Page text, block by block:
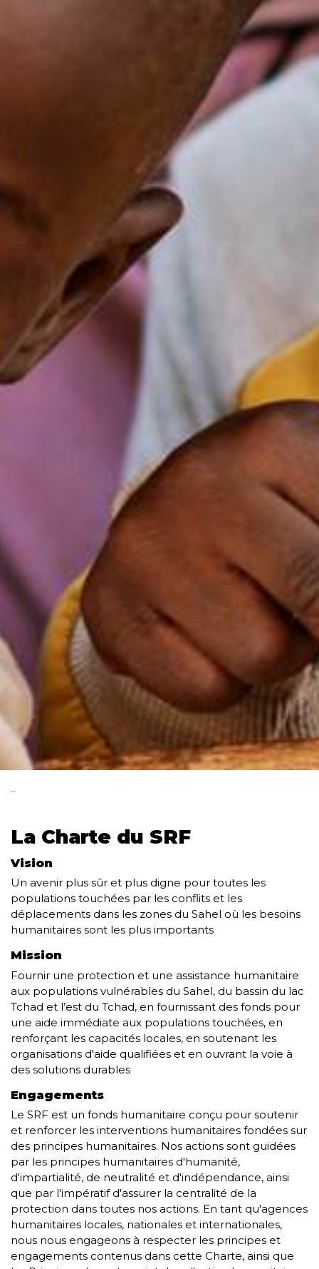
La Charte du SRF
Vision
Un avenir plus sûr et plus digne pour toutes les
populations touchées par les conflits et les
déplacements dans les zones du Sahel où les besoins
humanitaires sont les plus importants
Mission
Fournir une protection et une assistance humanitaire
aux populations vulnérables du Sahel, du bassin du lac
Tchad et l’est du Tchad, en fournissant des fonds pour
une aide immédiate aux populations touchées, en
renforçant les capacités locales, en soutenant les
organisations d'aide qualifiées et en ouvrant la voie à
des solutions durables
Engagements
Le SRF est un fonds humanitaire conçu pour soutenir
et renforcer les interventions humanitaires fondées sur
des principes humanitaires. Nos actions sont guidées
par les principes humanitaires d'humanité,
d'impartialité, de neutralité et d'indépendance, ainsi
que par l'impératif d'assurer la centralité de la
protection dans toutes nos actions. En tant qu'agences
humanitaires locales, nationales et internationales,
nous nous engageons à respecter les principes et
engagements contenus dans cette Charte, ainsi que